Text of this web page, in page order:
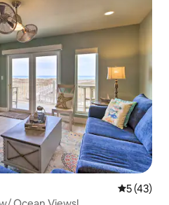
5 (43)